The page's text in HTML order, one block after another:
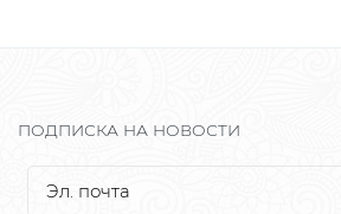
ПОДПИСКА НА НОВОСТИ